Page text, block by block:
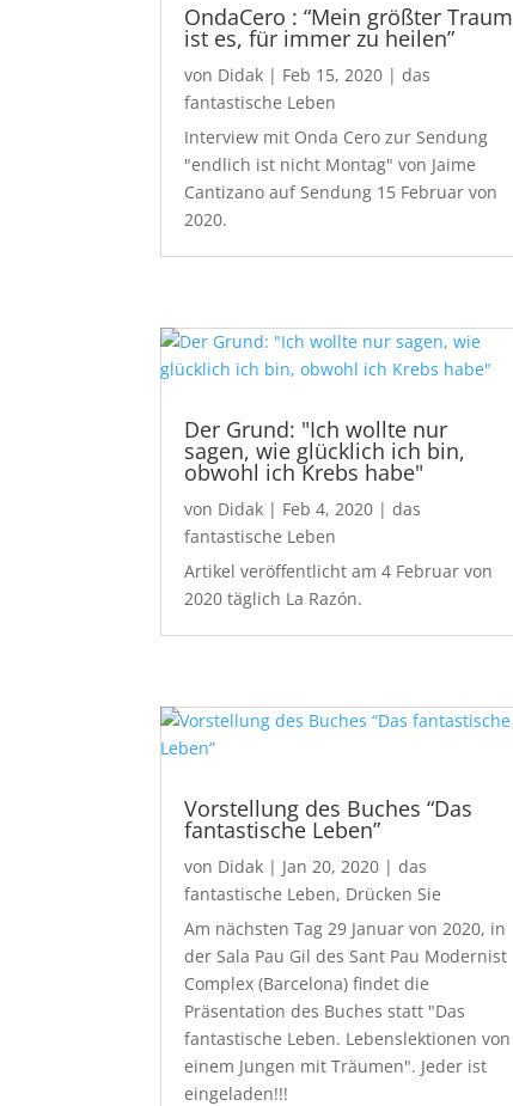
OndaCero : “Mein größter Traum
ist es, für immer zu heilen”
von Didak | Feb 15, 2020 |das
fantastische Leben
Interview mit Onda Cero zur Sendung
"endlich ist nicht Montag" von Jaime
Cantizano auf Sendung 15 Februar von
2020.
Der Grund: "Ich wollte nur
sagen, wie glücklich ich bin,
obwohl ich Krebs habe"
von Didak | Feb 4, 2020 |das
fantastische Leben
Artikel veröffentlicht am 4 Februar von
2020 täglich La Razón.
Vorstellung des Buches “Das
fantastische Leben”
von Didak | Jan 20, 2020 |das
fantastische Leben, Drücken Sie
Am nächsten Tag 29 Januar von 2020, in
der Sala Pau Gil des Sant Pau Modernist
Complex (Barcelona) findet die
Präsentation des Buches statt "Das
fantastische Leben. Lebenslektionen von
einem Jungen mit Träumen". Jeder ist
eingeladen!!!